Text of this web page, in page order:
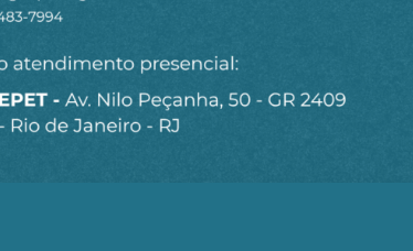
of neoliberal thought collective
Plewhe é um marco nas pesquisas
o conhecimento sobre as raízes
denominaram "pensamento coletivo
intelectual e político do
1947 com grande protagonismo de
das articulações, das estratégias